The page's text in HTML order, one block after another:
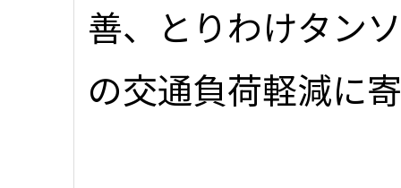
善、とりわけタン
の交通負荷軽減に